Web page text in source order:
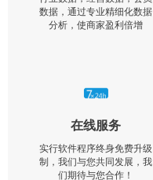
数据，通过专业精细化数据
分析，使商家盈利倍增
在线服务
实行软件程序终身免费升级
制，我们与您共同发展，我
们期待与您合作！